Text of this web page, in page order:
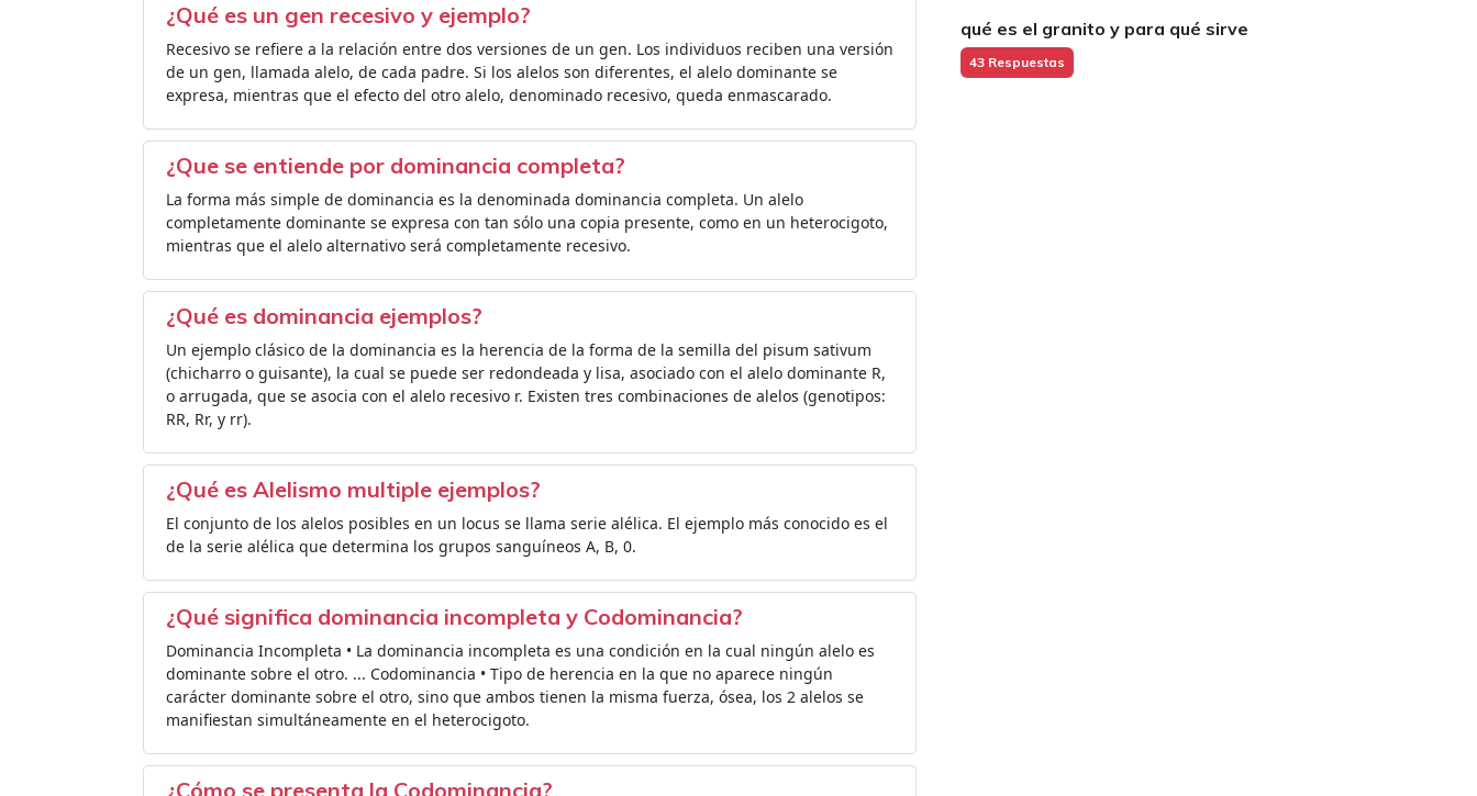
¿Qué es un gen recesivo y ejemplo?
Recesivo se refiere a la relación entre dos versiones de un gen. Los individuos reciben una versión
de un gen, llamada alelo, de cada padre. Si los alelos son diferentes, el alelo dominante se
expresa, mientras que el efecto del otro alelo, denominado recesivo, queda enmascarado.
¿Que se entiende por dominancia completa?
La forma más simple de dominancia es la denominada dominancia completa. Un alelo
completamente dominante se expresa con tan sólo una copia presente, como en un heterocigoto,
mientras que el alelo alternativo será completamente recesivo.
¿Qué es dominancia ejemplos?
Un ejemplo clásico de la dominancia es la herencia de la forma de la semilla del pisum sativum
(chicharro o guisante), la cual se puede ser redondeada y lisa, asociado con el alelo dominante R,
o arrugada, que se asocia con el alelo recesivo r. Existen tres combinaciones de alelos (genotipos:
RR, Rr, y rr).
¿Qué es Alelismo multiple ejemplos?
El conjunto de los alelos posibles en un locus se llama serie alélica. El ejemplo más conocido es el
de la serie alélica que determina los grupos sanguíneos A, B, 0.
¿Qué significa dominancia incompleta y Codominancia?
Dominancia Incompleta • La dominancia incompleta es una condición en la cual ningún alelo es
dominante sobre el otro. ... Codominancia • Tipo de herencia en la que no aparece ningún
carácter dominante sobre el otro, sino que ambos tienen la misma fuerza, ósea, los 2 alelos se
manifiestan simultáneamente en el heterocigoto.
¿Cómo se presenta la Codominancia?
qué es el granito y para qué sirve
43 Respuestas